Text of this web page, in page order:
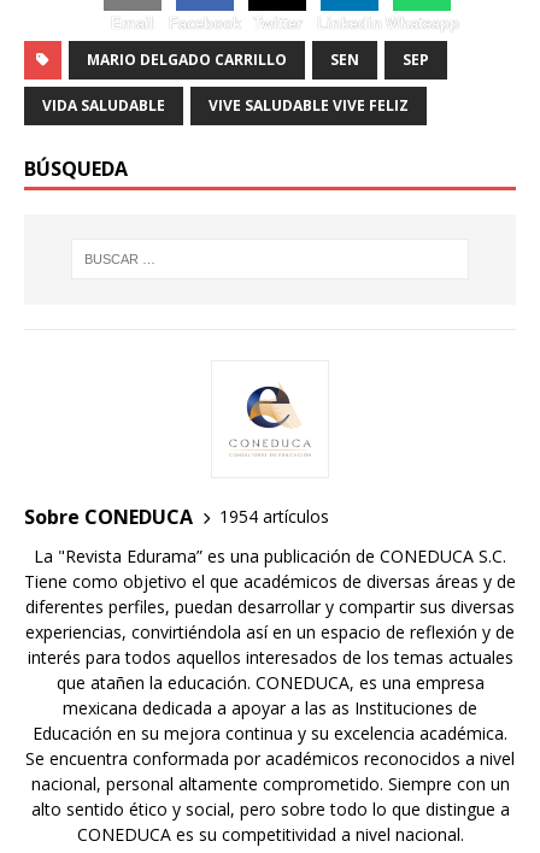
Email Facebook Twitter Linkedin Whatsapp
MARIO DELGADO CARRILLO SEN SEP
VIDA SALUDABLE VIVE SALUDABLE VIVE FELIZ
BÚSQUEDA
Sobre CONEDUCA
1954 artículos
La "Revista Edurama” es una publicación de CONEDUCA S.C.
Tiene como objetivo el que académicos de diversas áreas y de
diferentes perfiles, puedan desarrollar y compartir sus diversas
experiencias, convirtiéndola así en un espacio de reflexión y de
interés para todos aquellos interesados de los temas actuales
que atañen la educación. CONEDUCA, es una empresa
mexicana dedicada a apoyar a las as Instituciones de
Educación en su mejora continua y su excelencia académica.
Se encuentra conformada por académicos reconocidos a nivel
nacional, personal altamente comprometido. Siempre con un
alto sentido ético y social, pero sobre todo lo que distingue a
CONEDUCA es su competitividad a nivel nacional.